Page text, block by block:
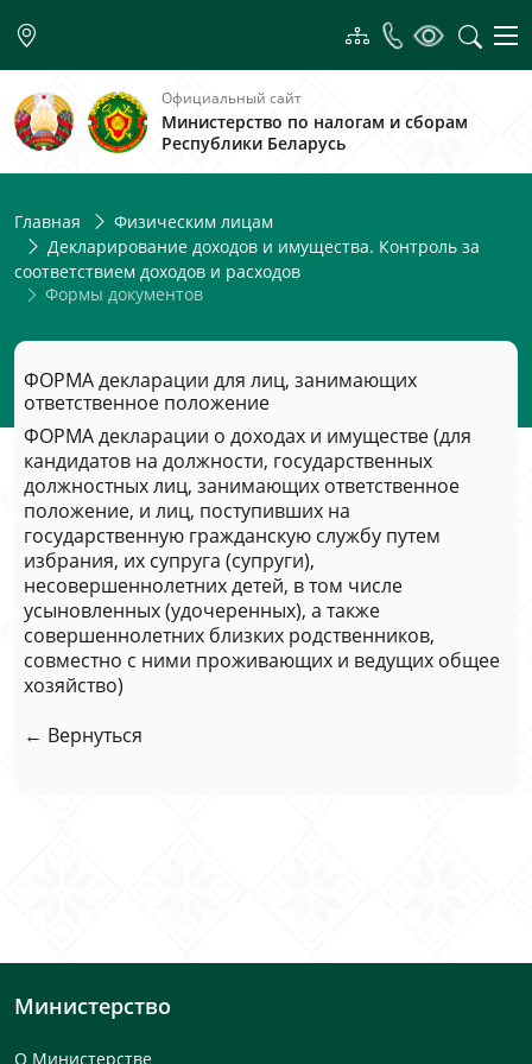
Официальный сайт
Министерство по налогам и сборам
Республики Беларусь
Главная
Физическим лицам
Декларирование доходов и имущества. Контроль за
соответствием доходов и расходов
Формы документов
ФОРМА декларации для лиц, занимающих
ответственное положение
ФОРМА декларации о доходах и имуществе (для
кандидатов на должности, государственных
должностных лиц, занимающих ответственное
положение, и лиц, поступивших на
государственную гражданскую службу путем
избрания, их супруга (супруги),
несовершеннолетних детей, в том числе
усыновленных (удочеренных), а также
совершеннолетних близких родственников,
совместно с ними проживающих и ведущих общее
хозяйство)
← Вернуться
Министерство
О Министерстве